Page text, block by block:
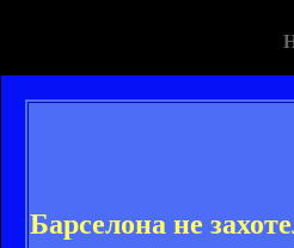
Барселона не